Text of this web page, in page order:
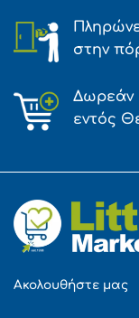
στην
Δωρεάν
εντός
Ακολουθήστε μας